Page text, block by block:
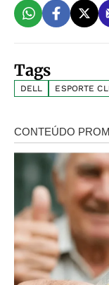
Tags
DELL ESPORTE